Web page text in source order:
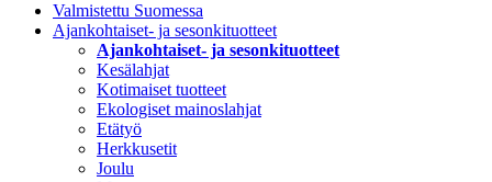
Valmistettu Suomessa
Ajankohtaiset- ja sesonkituotteet
Ajankohtaiset- ja sesonkituotteet
Kesälahjat
Kotimaiset tuotteet
Ekologiset mainoslahjat
Etätyö
Herkkusetit
Joulu